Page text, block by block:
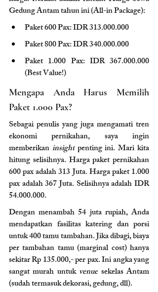
Gedung Antam tahun ini (All-in Package):
Paket 600 Pax: IDR 313.000.000
Paket 800 Pax: IDR 340.000.000
Paket 1.000 Pax: IDR 367.000.000
(Best Value!)
Mengapa Anda Harus Memilih
Paket 1.000 Pax?
Sebagai penulis yang juga mengamati tren
ekonomi pernikahan, saya ingin
memberikan insight penting ini. Mari kita
hitung selisihnya. Harga paket pernikahan
600 pax adalah 313 Juta. Harga paket 1.000
pax adalah 367 Juta. Selisihnya adalah IDR
54.000.000.
Dengan menambah 54 juta rupiah, Anda
mendapatkan fasilitas katering dan porsi
untuk 400 tamu tambahan. Jika dibagi, biaya
per tambahan tamu (marginal cost) hanya
sekitar Rp 135.000,- per pax. Ini angka yang
sangat murah untuk venue sekelas Antam
(sudah termasuk dekorasi, gedung, dll).